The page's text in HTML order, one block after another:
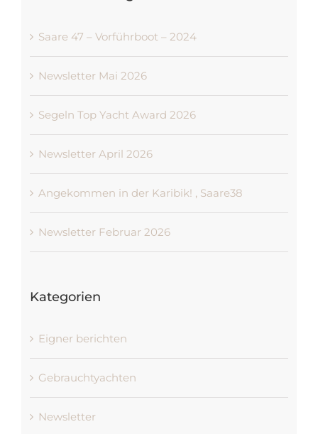
Saare 47 – Vorführboot – 2024
Newsletter Mai 2026
Segeln Top Yacht Award 2026
Newsletter April 2026
Angekommen in der Karibik! , Saare38
Newsletter Februar 2026
Kategorien
Eigner berichten
Gebrauchtyachten
Newsletter